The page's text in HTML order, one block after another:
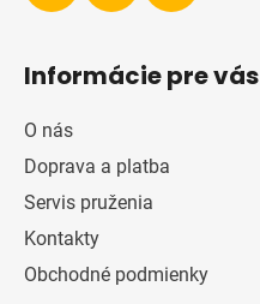
Informácie pre vás
O nás
Doprava a platba
Servis pruženia
Kontakty
Obchodné podmienky